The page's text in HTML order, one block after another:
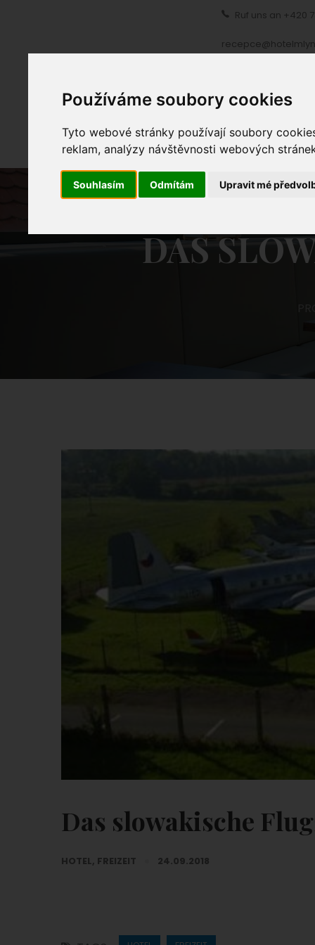
Používáme soubory cookies
Tyto webové stránky používají soubory
reklam, analýzy návštěvnosti webových
Souhlasím Odmítám Upravit mé
Ruf uns an +420
DAS
Das slowakische
HOTEL, FREIZEIT 24.09.2018